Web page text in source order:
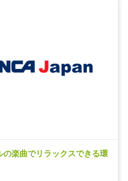
の楽曲でリラックスできる環